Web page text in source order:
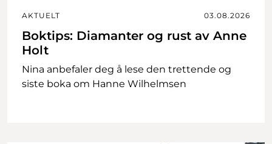
AKTUELT 03.08.2026
Boktips: Diamanter og rust av Anne
Holt
Nina anbefaler deg å lese den trettende og
siste boka om Hanne Wilhelmsen